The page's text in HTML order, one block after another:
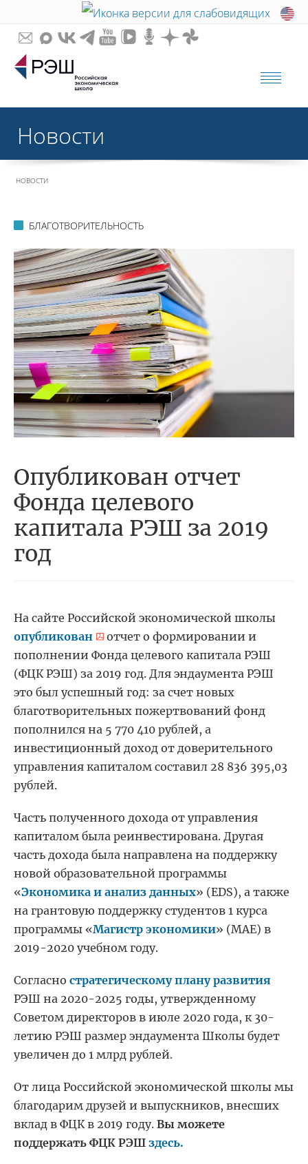
Новости
НОВОСТИ
БЛАГОТВОРИТЕЛЬНОСТЬ
Опубликован отчет
Фонда целевого
капитала РЭШ за 2019
год
На сайте Российской экономической школы
опубликован
отчет о формировании и
пополнении Фонда целевого капитала РЭШ
(ФЦК РЭШ) за 2019 год. Для эндаумента РЭШ
это был успешный год: за счет новых
благотворительных пожертвований фонд
пополнился на 5 770 410 рублей, а
инвестиционный доход от доверительного
управления капиталом составил 28 836 395,03
рублей.
Часть полученного дохода от управления
капиталом была реинвестирована. Другая
часть дохода была направлена на поддержку
новой образовательной программы
«Экономика и анализ данных» (EDS), а также
на грантовую поддержку студентов 1 курса
программы «Магистр экономики» (MAE) в
2019-2020 учебном году.
Согласно стратегическому плану развития
РЭШ на 2020-2025 годы, утвержденному
Советом директоров в июле 2020 года, к 30-
летию РЭШ размер эндаумента Школы будет
увеличен до 1 млрд рублей.
От лица Российской экономической школы мы
благодарим друзей и выпускников, внесших
вклад в ФЦК в 2019 году. Вы можете
поддержать ФЦК РЭШ здесь.